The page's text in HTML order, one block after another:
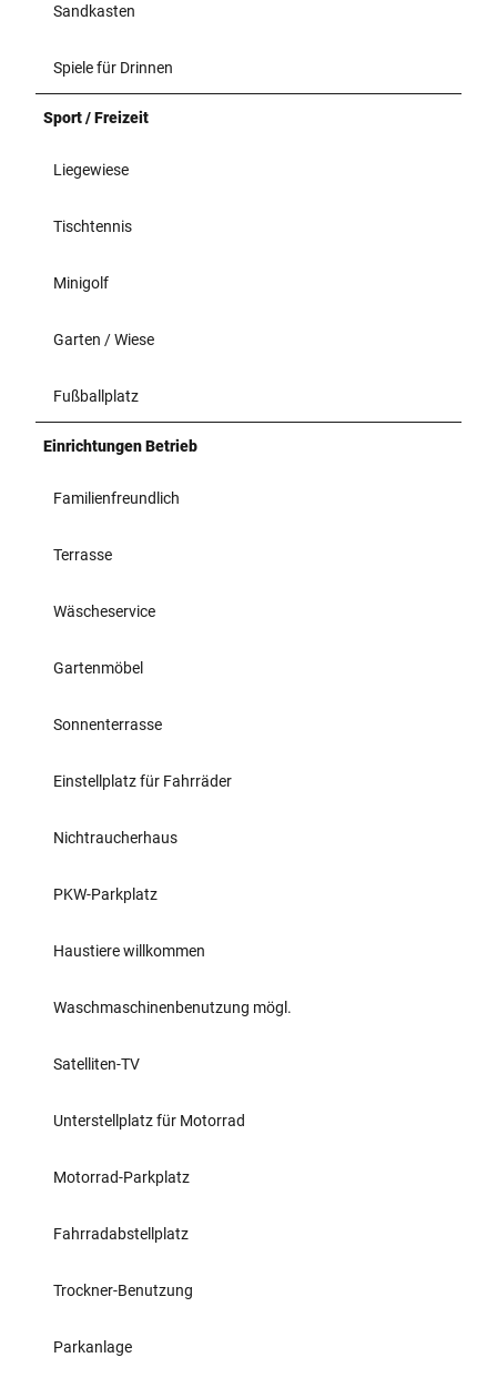
Sandkasten
Spiele für Drinnen
Sport / Freizeit
Liegewiese
Tischtennis
Minigolf
Garten / Wiese
Fußballplatz
Einrichtungen Betrieb
Familienfreundlich
Terrasse
Wäscheservice
Gartenmöbel
Sonnenterrasse
Einstellplatz für Fahrräder
Nichtraucherhaus
PKW-Parkplatz
Haustiere willkommen
Waschmaschinenbenutzung mögl.
Satelliten-TV
Unterstellplatz für Motorrad
Motorrad-Parkplatz
Fahrradabstellplatz
Trockner-Benutzung
Parkanlage